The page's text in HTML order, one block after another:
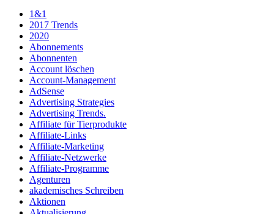
1&1
2017 Trends
2020
Abonnements
Abonnenten
Account löschen
Account-Management
AdSense
Advertising Strategies
Advertising Trends.
Affiliate für Tierprodukte
Affiliate-Links
Affiliate-Marketing
Affiliate-Netzwerke
Affiliate-Programme
Agenturen
akademisches Schreiben
Aktionen